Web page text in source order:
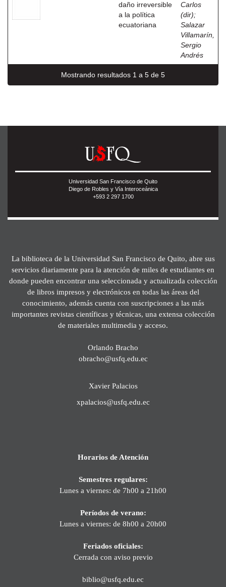
daño irreversible
a la política
ecuatoriana
Carlos
(dir);
Salazar
Villamarín,
Sergio
Andrés
Mostrando resultados 1 a 5 de 5
Universidad San Francisco de Quito
Diego de Robles y Vía Interoceánica
+593 2 297 1700
La biblioteca de la Universidad San Francisco de Quito, abre sus
servicios diariamente para la atención de miles de estudiantes en
donde pueden encontrar una seleccionada y actualizada colección
de libros impresos y electrónicos en todas las áreas del
conocimiento, además cuenta con suscripciones a las más
importantes revistas científicas y técnicas, una extensa colección
de materiales multimedia y acceso.
Orlando Bracho
obracho@usfq.edu.ec
Xavier Palacios
xpalacios@usfq.edu.ec
Horarios de Atención
Semestres regulares:
Lunes a viernes: de 7h00 a 21h00
Períodos de verano:
Lunes a viernes: de 8h00 a 20h00
Feriados oficiales:
Cerrada con aviso previo
biblio@usfq.edu.ec